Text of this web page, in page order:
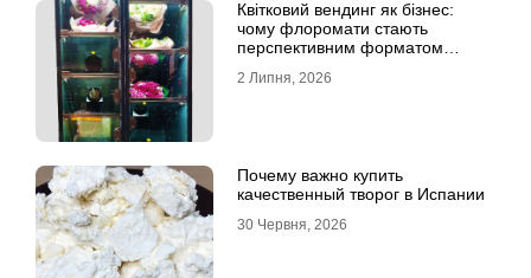
Квітковий вендинг як бізнес:
чому флоромати стають
перспективним форматом
2 Липня, 2026
Почему важно купить
качественный творог в Испании
30 Червня, 2026